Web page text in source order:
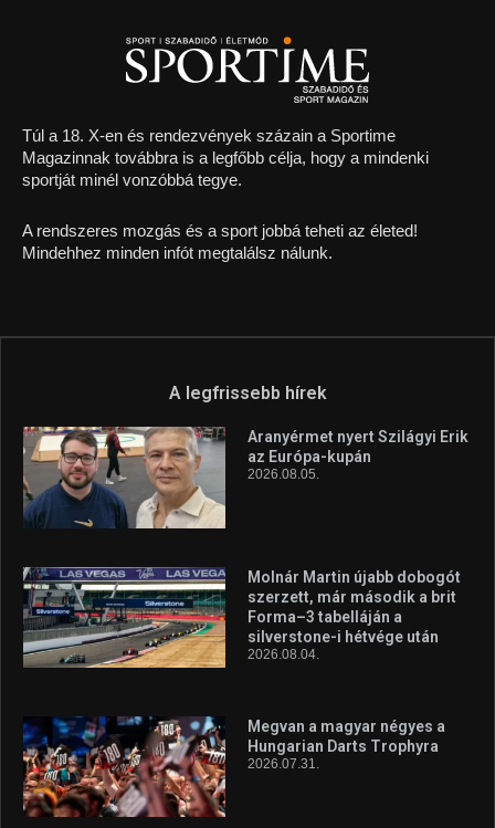
Túl a 18. X-en és rendezvények százain a Sportime
Magazinnak továbbra is a legfőbb célja, hogy a mindenki
sportját minél vonzóbbá tegye.
A rendszeres mozgás és a sport jobbá teheti az életed!
Mindehhez minden infót megtalálsz nálunk.
A legfrissebb hírek
Aranyérmet nyert Szilágyi Erik
az Európa-kupán
2026.08.05.
Molnár Martin újabb dobogót
szerzett, már második a brit
Forma–3 tabelláján a
silverstone-i hétvége után
2026.08.04.
Megvan a magyar négyes a
Hungarian Darts Trophyra
2026.07.31.